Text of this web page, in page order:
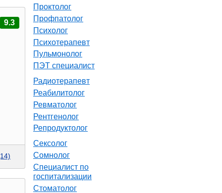
9.3
Проктолог
Профпатолог
Психолог
Психотерапевт
Пульмонолог
ПЭТ специалист
Радиотерапевт
Реабилитолог
Ревматолог
Рентгенолог
Репродуктолог
Сексолог
Сомнолог
Специалист по
госпитализации
Стоматолог